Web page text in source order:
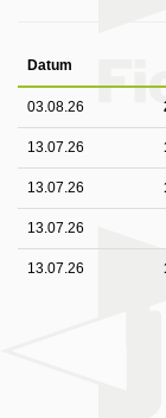
Datum
03.08.26
13.07.26
13.07.26
13.07.26
13.07.26